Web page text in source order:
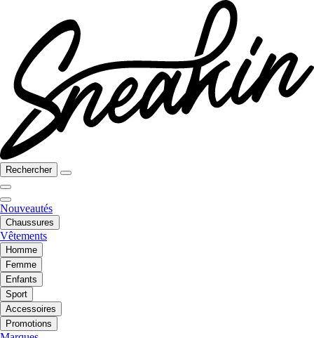
Rechercher
Nouveautés
Chaussures
Vêtements
Homme
Femme
Enfants
Sport
Accessoires
Promotions